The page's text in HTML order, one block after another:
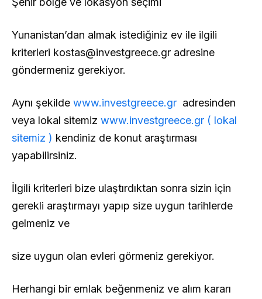
Yunanistan’dan almak istediğiniz ev ile ilgili
kriterleri kostas@investgreece.gr adresine
göndermeniz gerekiyor.
Aynı şekilde www.investgreece.gr adresinden
veya lokal sitemiz www.investgreece.gr ( lokal
sitemiz ) kendiniz de konut araştırması
yapabilirsiniz.
İlgili kriterleri bize ulaştırdıktan sonra sizin için
gerekli araştırmayı yapıp size uygun tarihlerde
gelmeniz ve
size uygun olan evleri görmeniz gerekiyor.
Herhangi bir emlak beğenmeniz ve alım kararı